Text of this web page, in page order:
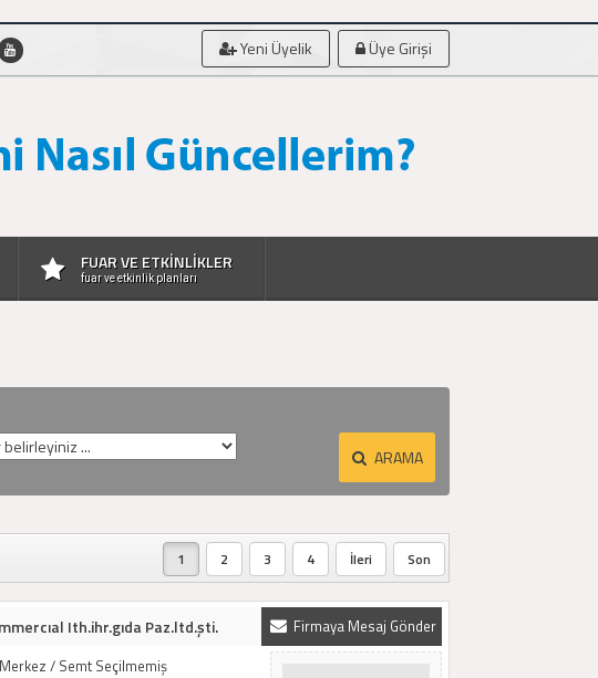
Yeni Üyelik Üye Girişi
FUAR VE ETKİNLİKLER
fuar ve etkinlik planları
ARAMA
1 2 3 4 İleri Son
Firmaya Mesaj Gönder
Ith.ihr.gıda Paz.ltd.şti.
/ Semt Seçilmemiş